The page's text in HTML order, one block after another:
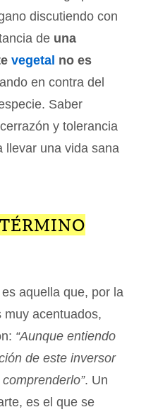
discutiendo con
de una
vegetal no es
en contra del
Saber
y tolerancia
llevar una vida sana
es aquella que, por la
muy acentuados,
“Aunque entiendo
de este inversor
. Un
es el que se